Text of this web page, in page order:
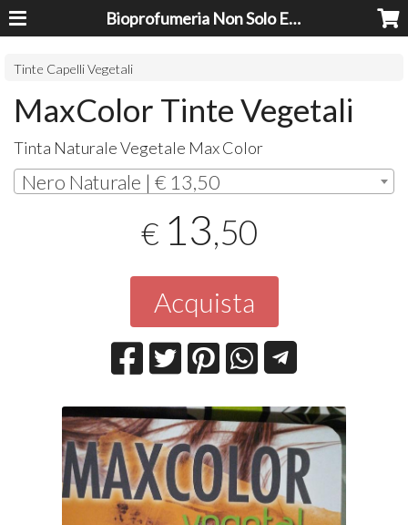
Bioprofumeria Non Solo Essenze
Tinte Capelli Vegetali
MaxColor Tinte Vegetali
Tinta Naturale Vegetale Max Color
Nero Naturale | € 13,50
€ 13,50
Acquista